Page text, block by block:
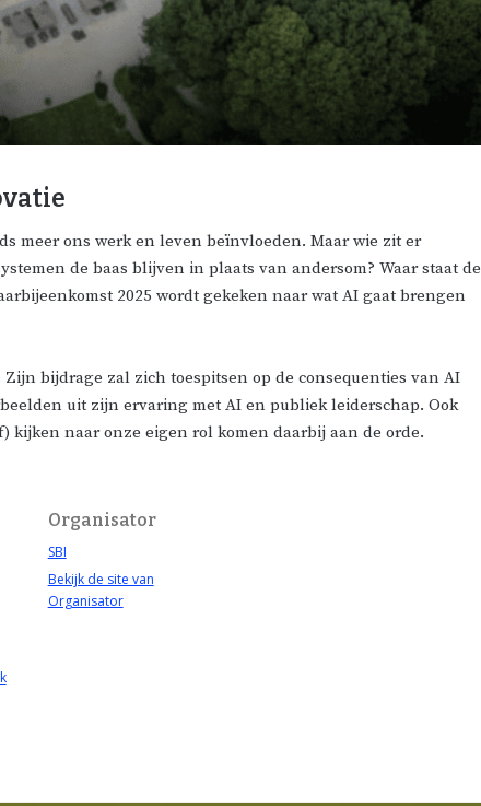
meer ons werk en leven beïnvloeden. Maar wie zit er
de baas blijven in plaats van andersom? Waar staat de
2025 wordt gekeken naar wat AI gaat brengen
bijdrage zal zich toespitsen op de consequenties van AI
uit zijn ervaring met AI en publiek leiderschap. Ook
naar onze eigen rol komen daarbij aan de orde.
Organisator
SBI
Bekijk de site van
Organisator